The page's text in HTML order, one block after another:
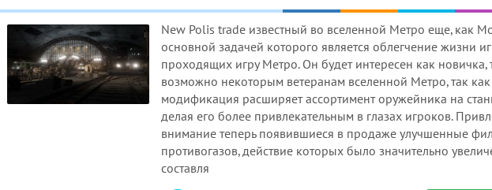
New Polis trade известный во вселенной Метро еще, как
основной задачей которого является облегчение жизни
проходящих игру Метро. Он будет интересен как новичка,
возможно некоторым ветеранам вселенной Метро, так как
модификация расширяет ассортимент оружейника на
делая его более привлекательным в глазах игроков.
внимание теперь появившиеся в продаже улучшенные
противогазов, действие которых было значительно
составля